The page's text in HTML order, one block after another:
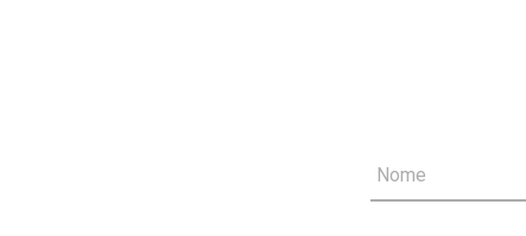
Nome